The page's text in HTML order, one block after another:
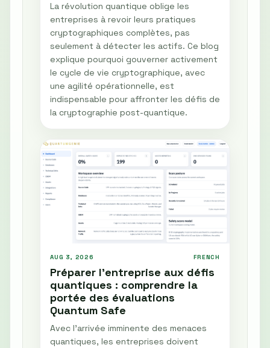
La révolution quantique oblige les
entreprises à revoir leurs pratiques
cryptographiques complètes, pas
seulement à détecter les actifs. Ce blog
explique pourquoi gouverner activement
le cycle de vie cryptographique, avec
une agilité opérationnelle, est
indispensable pour affronter les défis de
la cryptographie post-quantique.
AUG 3, 2026 FRENCH
Préparer l'entreprise aux défis
quantiques : comprendre la
portée des évaluations
Quantum Safe
Avec l'arrivée imminente des menaces
quantiques, les entreprises doivent